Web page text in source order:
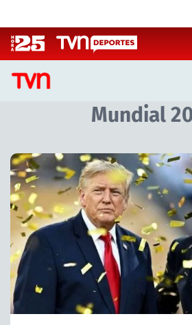
CASTING MASTERCHEF CHILE
CASTING TVN VERTICAL
TVN VERTICAL
TVN PLAY
PROGRAMAS
TELESERIES
Mundial
Artículos relacionados con Mundial